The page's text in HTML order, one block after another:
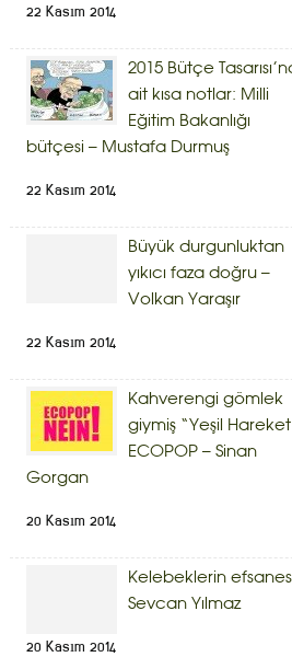
22 Kasım 2014
2015 Bütçe
ait kısa notlar: Milli
Eğitim Bakanlığı
bütçesi – Mustafa Durmuş
22 Kasım 2014
Büyük durgunluktan
yıkıcı faza doğru –
Volkan Yaraşır
22 Kasım 2014
Kahverengi gömlek
giymiş “Yeşil
ECOPOP – Sinan
Gorgan
20 Kasım 2014
Kelebeklerin
Sevcan Yılmaz
20 Kasım 2014